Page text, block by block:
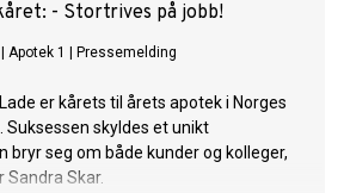
- Stortrives på jobb!
Apotek 1 Pressemelding
er kårets til årets apotek i Norges
skyldes et unikt
bryr seg om både kunder og kolleger,
Skar.